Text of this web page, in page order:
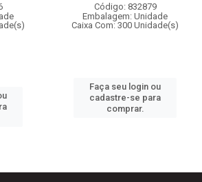
Código: 832879
Embalagem: Unidade
Caixa Com: 300 Unidade(s)
Faça seu login ou
cadastre-se para
comprar.